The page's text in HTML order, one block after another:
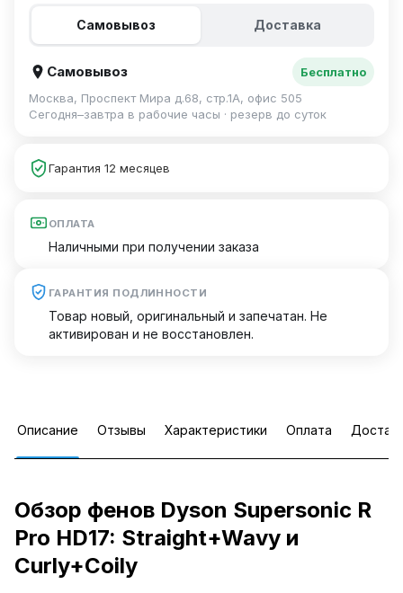
Самовывоз Доставка
Самовывоз
Бесплатно
Москва, Проспект Мира д.68, стр.1А, офис 505
Сегодня–завтра в рабочие часы · резерв до суток
Гарантия 12 месяцев
ОПЛАТА
Наличными при получении заказа
ГАРАНТИЯ ПОДЛИННОСТИ
Товар новый, оригинальный и запечатан. Не
активирован и не восстановлен.
Описание Отзывы Характеристики Оплата
Обзор фенов Dyson Supersonic R
Pro HD17: Straight+Wavy и
Curly+Coily